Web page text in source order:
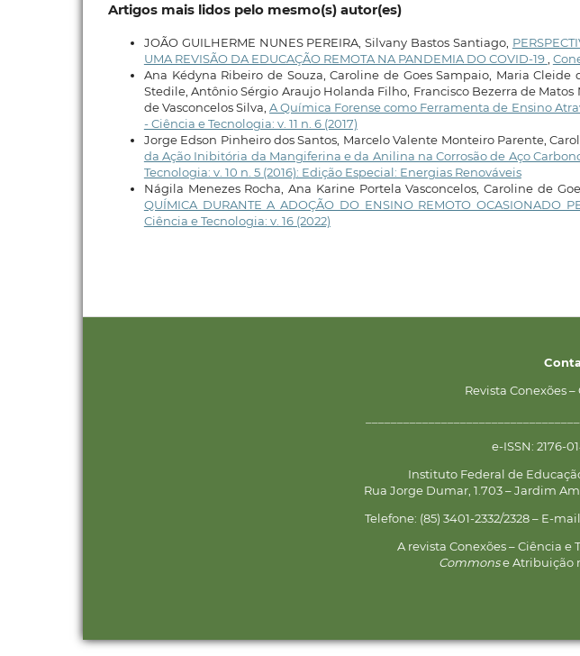
Artigos mais lidos pelo mesmo(s) autor(es)
JOÃO GUILHERME NUNES PEREIRA, Silvany Bastos Santiago,
UMA REVISÃO DA EDUCAÇÃO REMOTA NA PANDEMIA DO COVID-19
Ana Kédyna Ribeiro de Souza, Caroline de Goes Sampaio, Maria
Stedile, Antônio Sérgio Araujo Holanda Filho, Francisco Bezerra de
de Vasconcelos Silva,A Química Forense como Ferramenta de Ensino
- Ciência e Tecnologia: v. 11 n. 6 (2017)
Jorge Edson Pinheiro dos Santos, Marcelo Valente Monteiro Parente,
da Ação Inibitória da Mangiferina e da Anilina na Corrosão de Aço
Tecnologia: v. 10 n. 5 (2016): Edição Especial: Energias Renováveis
Nágila Menezes Rocha, Ana Karine Portela Vasconcelos, Caroline de
QUÍMICA DURANTE A ADOÇÃO DO ENSINO REMOTO OCASIONADO
Ciência e Tecnologia: v. 16 (2022)
Revista Conexões
e-ISSN: 2176-
Instituto Federal de
Rua Jorge Dumar, 1.703 – Jardim
Telefone: (85) 3401-2332/2328 – E-
A revista Conexões – Ciência
Commonse Atribuição